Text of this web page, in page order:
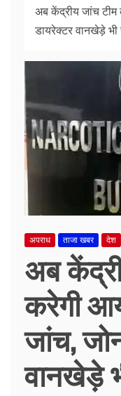
अब केंद्रीय जांच टीम
डायरेक्टर वानखेड़े भी
अपराध ताजा खबर देश
अब
करेगी
जांच,
वानखेड़े